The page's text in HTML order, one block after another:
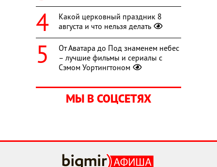
Какой церковный праздник 8
августа и что нельзя делать
От Аватара до Под знаменем небес
– лучшие фильмы и сериалы с
Сэмом Уортингтоном
МЫ В СОЦСЕТЯХ